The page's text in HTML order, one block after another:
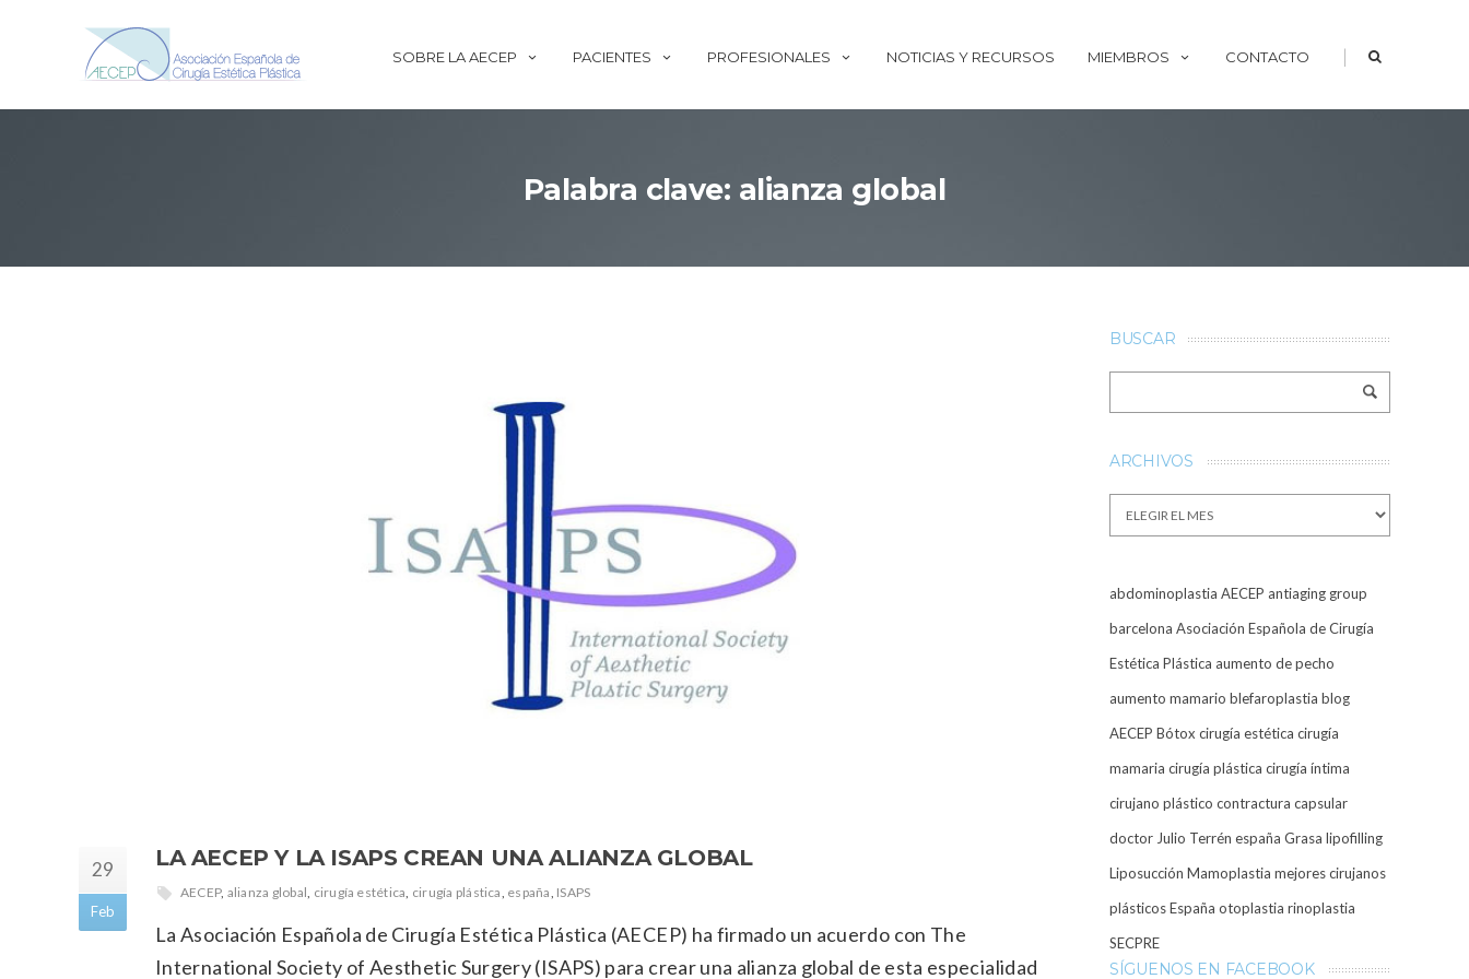
SOBRE LA AECEP PACIENTES PROFESIONALES NOTICIAS Y RECURSOS MIEMBROS CONTACTO |
Palabra clave: alianza global
29
Feb
LA AECEP Y LA ISAPS CREAN UNA ALIANZA GLOBAL
AECEP, alianza global cirugía estética cirugía plástica españa ISAPS
La Asociación Española de Cirugía Estética Plástica (AECEP) ha firmado un acuerdo con The
International Society of Aesthetic Surgery (ISAPS) para crear una alianza global de esta especialidad
BUSCAR
ARCHIVOS
Archivos
abdominoplastia AECEP antiaging group
barcelona Asociación Española de Cirugía
Estética Plástica aumento de pecho
aumento mamario blefaroplastia blog
AECEP Bótox cirugía estética cirugía
mamaria cirugía plástica cirugía íntima
cirujano plástico contractura capsular
doctor Julio Terrén españa Grasa lipofilling
Liposucción Mamoplastia mejores cirujanos
plásticos España otoplastia rinoplastia
SECPRE
SÍGUENOS EN FACEBOOK